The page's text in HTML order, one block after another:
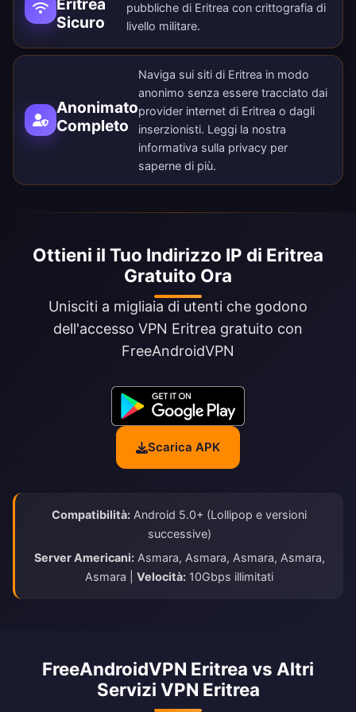
Eritrea
Sicuro
pubbliche di Eritrea con crittografia di
livello militare.
Anonimato
Completo
Naviga sui siti di Eritrea in modo
anonimo senza essere tracciato dai
provider internet di Eritrea o dagli
inserzionisti. Leggi la nostra
informativa sulla privacy per
saperne di più.
Ottieni il Tuo Indirizzo IP di Eritrea
Gratuito Ora
Unisciti a migliaia di utenti che godono
dell'accesso VPN Eritrea gratuito con
FreeAndroidVPN
Scarica APK
Compatibilità: Android 5.0+ (Lollipop e versioni
successive)
Server Americani:Asmara, Asmara, Asmara, Asmara,
Asmara | Velocità: 10Gbps illimitati
FreeAndroidVPN Eritrea vs Altri
Servizi VPN Eritrea